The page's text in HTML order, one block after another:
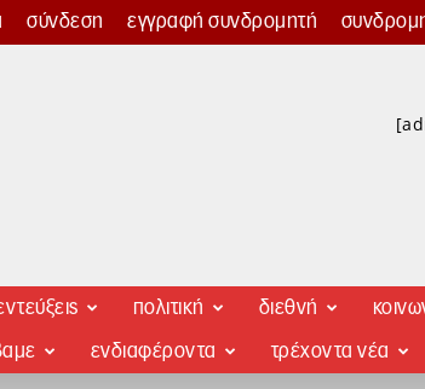
σύνδεση εγγραφή συνδρομητή
πολιτική διεθνή
ενδιαφέροντα τρέχοντα νέα